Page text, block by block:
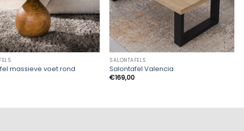
massieve voet rond
SALONTAFELS
Salontafel Valencia
€169,00